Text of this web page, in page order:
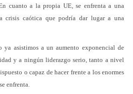
cuanto a la propia UE, se enfrenta a una
crisis caótica que podría dar lugar a una
ya asistimos a un aumento exponencial de
y a ningún liderazgo serio, tanto a nivel
o capaz de hacer frente a los enormes
enfrenta.